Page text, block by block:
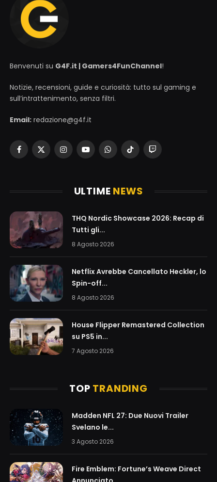
Benvenuti su G4F.it | Gamers4FunChannel!
Notizie, recensioni, guide e curiosità: tutto sul gaming e
sull’intrattenimento, senza filtri.
Email: redazione@g4f.it
Facebook
X
InstagramYouTubeWhatsAppTikTokTwitch
ULTIME NEWS
THQ Nordic Showcase 2026: Recap di
Tutti gli...
8 Agosto 2026
Netflix Avrebbe Cancellato Heckler, lo
Spin-off...
8 Agosto 2026
House Flipper Remastered Collection
su PS5 in...
7 Agosto 2026
TOP TRANDING
Madden NFL 27: Due Nuovi Trailer
Svelano le...
3 Agosto 2026
Fire Emblem: Fortune’s Weave Direct